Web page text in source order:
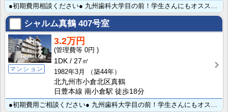
シャルム真鶴 407号室
マンション
3.2万円
0円
1DK
27㎡
1982年3月
（築44年）
北九州市小倉北区真鶴
日豊本線 南小倉駅 徒歩18分
●初期費用ご相談ください● 九州歯科大学目の前！学生さんにもオススメのマンション！！ スーパーにも近･･･